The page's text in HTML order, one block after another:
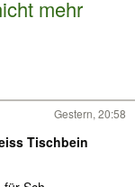
mehr
Gestern, 20:58
Tischbein